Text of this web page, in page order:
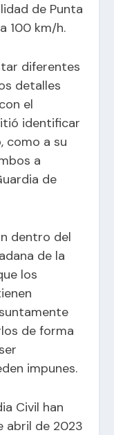
de Punta
100 km/h.
diferentes
detalles
el
identificar
como a su
a
de
dentro del
de la
los
de forma
impunes.
Civil han
abril de 2023